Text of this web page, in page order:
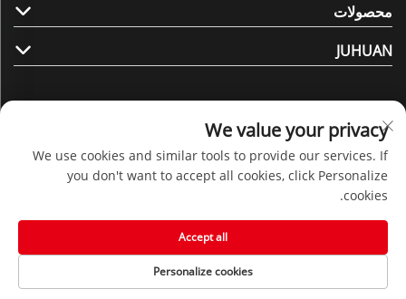
محصولات
JUHUAN
ما را دنبال کنید
Material Technology Co., Ltd. -
سیاست حفظ حریم خصوصی
We value your privacy
We use cookies and similar tools to provide our services. If
you don't want to accept all cookies, click Personalize
cookies.
Personalize cookies
Accept all